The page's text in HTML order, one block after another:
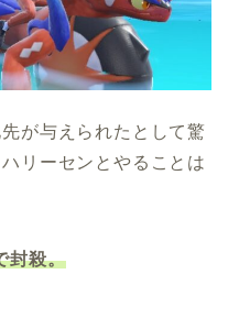
が与えられたとして驚
リーセンとやることは
封殺。